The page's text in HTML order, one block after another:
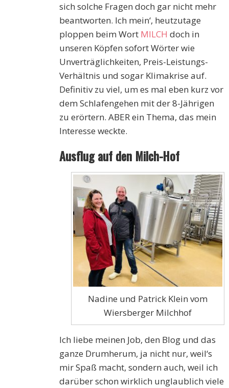
sich solche Fragen doch gar nicht mehr
beantworten. Ich mein‘, heutzutage
ploppen beim Wort MILCH doch in
unseren Köpfen sofort Wörter wie
Unverträglichkeiten, Preis-Leistungs-
Verhältnis und sogar Klimakrise auf.
Definitiv zu viel, um es mal eben kurz vor
dem Schlafengehen mit der 8-Jährigen
zu erörtern. ABER ein Thema, das mein
Interesse weckte.
Ausflug auf den Milch-Hof
Nadine und Patrick Klein vom
Wiersberger Milchhof
Ich liebe meinen Job, den Blog und das
ganze Drumherum, ja nicht nur, weil‘s
mir Spaß macht, sondern auch, weil ich
darüber schon wirklich unglaublich viele